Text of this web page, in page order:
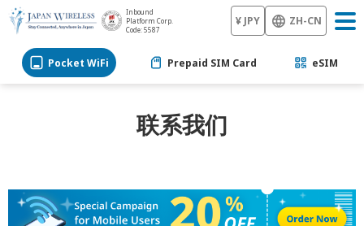
Inbound
Platform Corp.
Code: 5587
¥ JPY ZH-CN
Pocket WiFi Prepaid SIM Card eSIM
联系我们